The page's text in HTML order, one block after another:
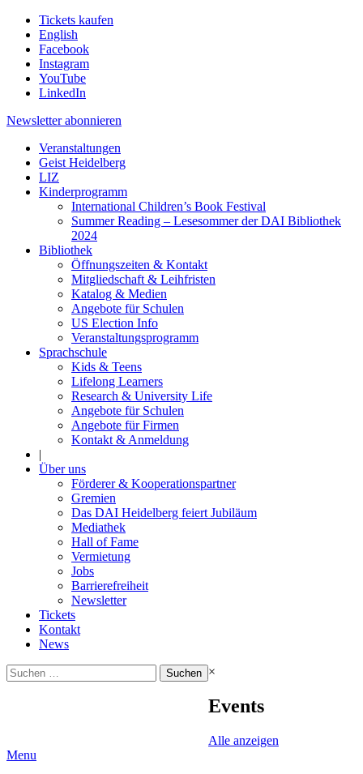
Tickets kaufen
English
Facebook
Instagram
YouTube
LinkedIn
Newsletter abonnieren
Veranstaltungen
Geist Heidelberg
LIZ
Kinderprogramm
International Children’s Book Festival
Summer Reading – Lesesommer der DAI Bibliothek
2024
Bibliothek
Öffnungszeiten & Kontakt
Mitgliedschaft & Leihfristen
Katalog & Medien
Angebote für Schulen
US Election Info
Veranstaltungsprogramm
Sprachschule
Kids & Teens
Lifelong Learners
Research & University Life
Angebote für Schulen
Angebote für Firmen
Kontakt & Anmeldung
|
Über uns
Förderer & Kooperationspartner
Gremien
Das DAI Heidelberg feiert Jubiläum
Mediathek
Hall of Fame
Vermietung
Jobs
Barrierefreiheit
Newsletter
Tickets
Kontakt
News
Suchen
nach:
×
Events
Alle anzeigen
Menu